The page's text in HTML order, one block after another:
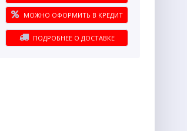
МОЖНО ОФОРМИТЬ В КРЕДИТ
ПОДРОБНЕЕ О ДОСТАВКЕ